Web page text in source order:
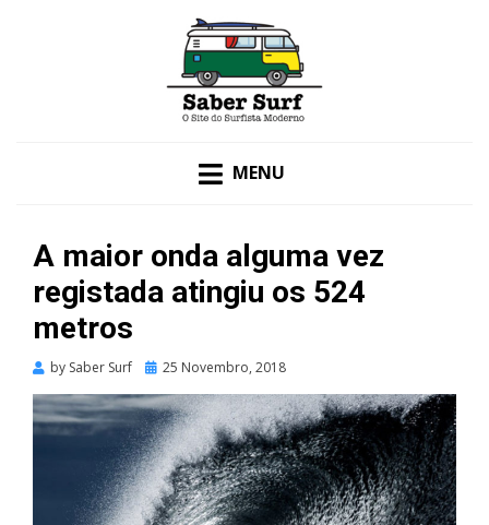
MENU
A maior onda alguma vez
registada atingiu os 524
metros
by Saber Surf
Posted
25 Novembro, 2018